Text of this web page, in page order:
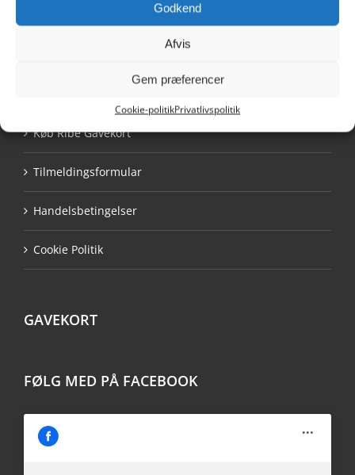
Godkend
Afvis
Gem præferencer
Cookie-politikPrivatlivspolitik
Køb Ribe Gavekort
Tilmeldingsformular
Handelsbetingelser
Cookie Politik
GAVEKORT
FØLG MED PÅ FACEBOOK